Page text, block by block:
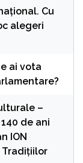
Cu
alegeri
ai vota
–
de ani
ION
Tradițiilor